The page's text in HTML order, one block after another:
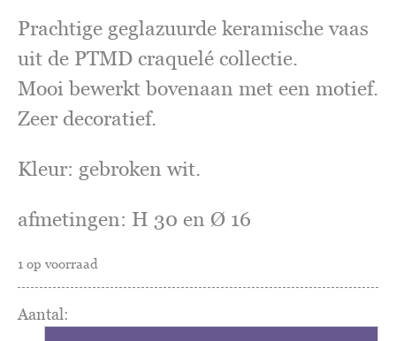
Prachtige geglazuurde keramische vaas
uit de PTMD craquelé collectie.
Mooi bewerkt bovenaan met een motief.
Zeer decoratief.
Kleur: gebroken wit.
afmetingen: H 30 en Ø 16
1 op voorraad